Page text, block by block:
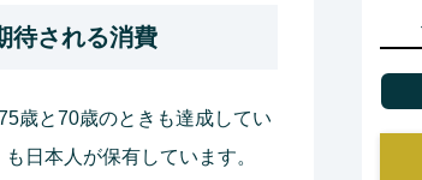
待される消費
歳と70歳のときも達成してい
日本人が保有しています。